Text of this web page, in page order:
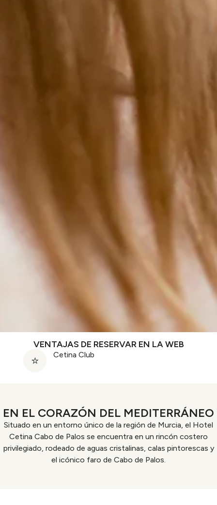
VENTAJAS DE RESERVAR EN LA WEB
Cetina Club
EN EL CORAZÓN DEL MEDITERRÁNEO
Situado en un entorno único de la región de Murcia, el Hotel
Cetina Cabo de Palos se encuentra en un rincón costero
privilegiado, rodeado de aguas cristalinas, calas pintorescas y
el icónico faro de Cabo de Palos.